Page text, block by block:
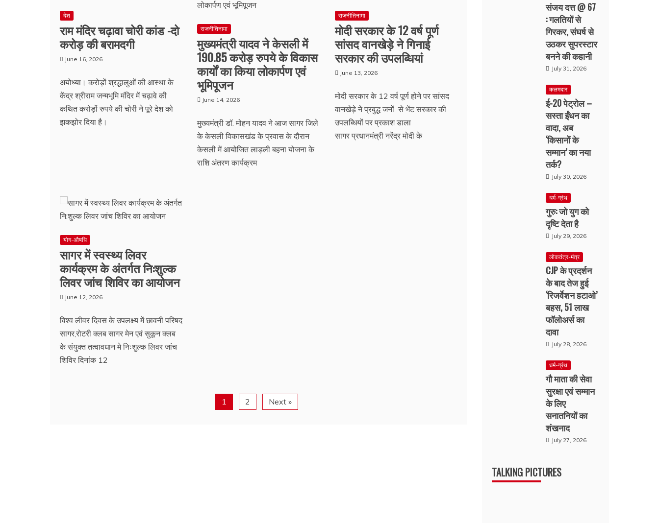
देश
राम मंदिर चढ़ावा चोरी कांड -दो
करोड़ की बरामदगी
June 16, 2026
अयोध्या। करोड़ों श्रद्धालुओं की आस्था के
केंद्र श्रीराम जन्मभूमि मंदिर में चढ़ावे की
कथित करोड़ों रुपये की चोरी ने पूरे देश को
झकझोर दिया है।
राजनीतिनामा
मुख्यमंत्री यादव ने केसली में
190.85 करोड़ रुपये के विकास
कार्यों का किया लोकार्पण एवं
भूमिपूजन
June 14, 2026
मुख्यमंत्री डॉ. मोहन यादव ने आज सागर जिले
के केसली विकासखंड के प्रवास के दौरान
केसली में आयोजित लाड़ली बहना योजना के
राशि अंतरण कार्यक्रम
राजनीतिनामा
मोदी सरकार के 12 वर्ष पूर्ण
सांसद वानखेड़े ने गिनाई
सरकार की उपलब्धियां
June 13, 2026
मोदी सरकार के 12 वर्ष पूर्ण होने पर सांसद
वानखेड़े ने प्रबुद्ध जनों से भेंट सरकार की
उपलब्धियों पर प्रकाश डाला
सागर प्रधानमंत्री नरेंद्र मोदी के
योग-औषधि
सागर में स्वस्थ्य लिवर
कार्यक्रम के अंतर्गत नि:शुल्क
लिवर जांच शिविर का आयोजन
June 12, 2026
विश्व लीवर दिवस के उपलक्ष्य में छावनी परिषद
सागर,रोटरी क्लब सागर मेन एवं सुकून क्लब
के संयुक्त तत्वावधान मे निःशुल्क लिवर जांच
शिविर दिनांक 12
1 2 Next »
संजय दत्त @ 67
: गलतियों से
गिरकर, संघर्ष से
उठकर सुपरस्टार
बनने की कहानी
July 31, 2026
कलमदार
ई-20 पेट्रोल –
सस्ता ईंधन का
वादा, अब
‘किसानों के
सम्मान’ का नया
तर्क?
July 30, 2026
धर्म-ग्रंथ
गुरु: जो युग को
दृष्टि देता है
July 29, 2026
लोकतंत्र-मंत्र
CJP के प्रदर्शन
के बाद तेज हुई
‘रिजर्वेशन हटाओ’
बहस, 51 लाख
फॉलोअर्स का
दावा
July 28, 2026
धर्म-ग्रंथ
गौ माता की सेवा
सुरक्षा एवं सम्मान
के लिए
सनातनियों का
शंखनाद
July 27, 2026
TALKING PICTURES